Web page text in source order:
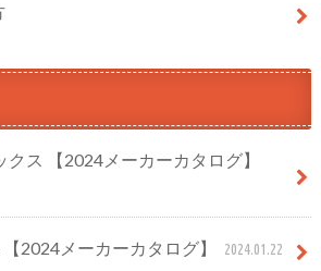
ス 【2024メーカーカタログ】
2024メーカーカタログ】 2024.01.22